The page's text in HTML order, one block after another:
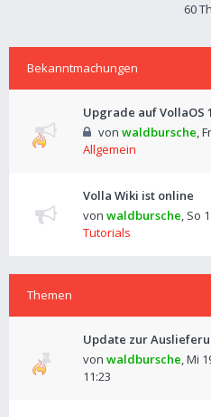
60
Bekanntmachungen
Upgrade auf VollaOS
von waldbursche,
Allgemein
Volla Wiki ist online
von waldbursche, So
Tutorials
Themen
Update zur
von waldbursche,Mi
11:23